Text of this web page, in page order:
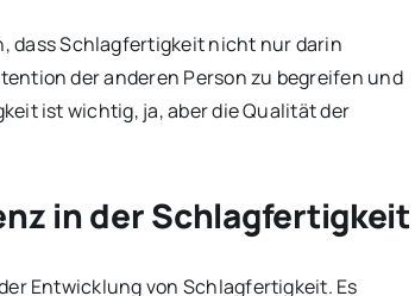
dass Schlagfertigkeit nicht nur darin
der anderen Person zu begreifen und
ist wichtig, ja, aber die Qualität der
in der Schlagfertigkeit
Entwicklung von Schlagfertigkeit. Es